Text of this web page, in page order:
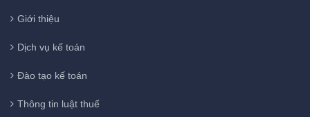
Giới thiệu
Dịch vụ kế toán
Đào tạo kế toán
Thông tin luật thuế